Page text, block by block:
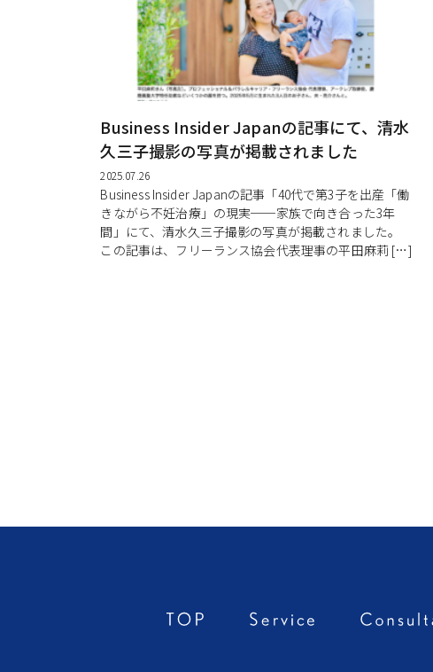
Business Insider Japanの記事にて、清水
久三子撮影の写真が掲載されました
2025.07.26
Business Insider Japanの記事「40代で第3子を出産「働
きながら不妊治療」の現実──家族で向き合った3年
間」にて、清水久三子撮影の写真が掲載されました。
この記事は、フリーランス協会代表理事の平田麻莉 […]